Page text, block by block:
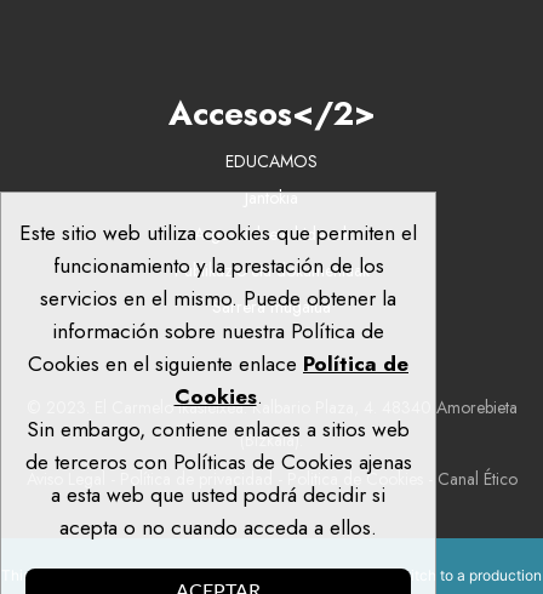
Accesos</2>
EDUCAMOS
Jantokia
Argazkiak eta bideoak
Publikazio eta dokumentuak
Sarrera mugatua
© 2023. El Carmelo Ikastetxea: Kalbario Plaza, 4. 48340 Amorebieta
(Bizkaia).
Politica de Cookies Canal Ético
Este sitio web utiliza cookies que permiten el
funcionamiento y la prestación de los
servicios en el mismo. Puede obtener la
información sobre nuestra Política de
Cookies en el siguiente enlace Política de
Cookies.
Sin embargo, contiene enlaces a sitios web
de terceros con Políticas de Cookies ajenas
a esta web que usted podrá decidir si
acepta o no cuando acceda a ellos.
This site is registered on
as a development site. Switch to a production